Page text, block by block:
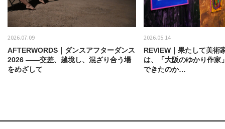
2026.07.09
AFTERWORDS｜ダンスアフターダンス
2026 ——交差、越境し、混ざり合う場
をめざして
2026.05.14
REVIEW｜果たして美術
は、「大阪のゆかり作家
できたのか…